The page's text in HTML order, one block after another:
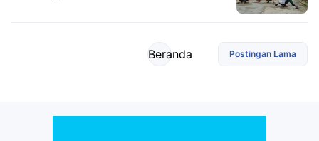
Postingan Lama
Beranda